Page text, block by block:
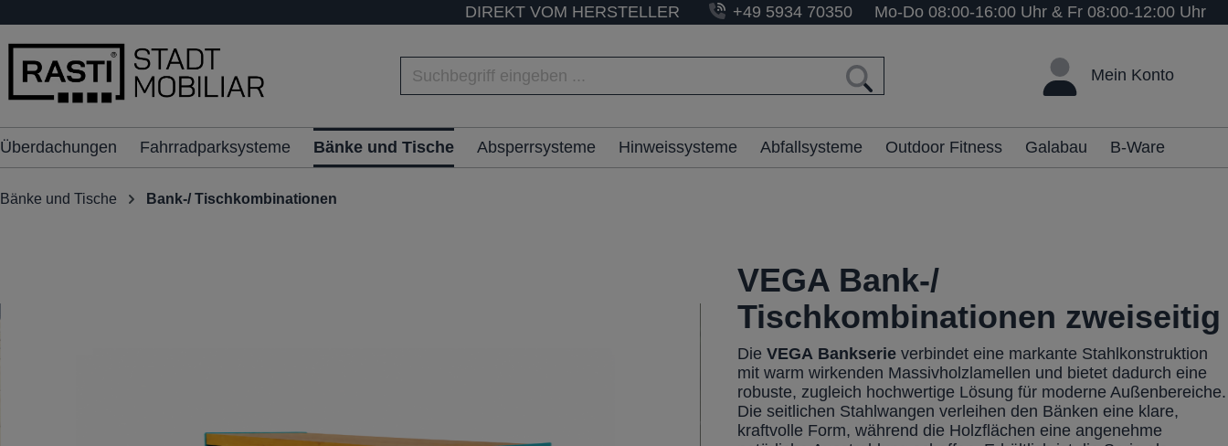
springen
DIREKT VOM HERSTELLER +49 5934 70350 Mo-Do 08:00-16:00 Uhr & Fr 08:00-12:00 Uhr
Mein Konto
Überdachungen Fahrradparksysteme Bänke und Tische Absperrsysteme Hinweissysteme Abfallsysteme Outdoor Fitness Galabau B-Ware
Bänke und Tische Bank-/ Tischkombinationen
VEGA Bank-/
Tischkombinationen zweiseitig
DieVEGA Bankserie verbindet eine markante Stahlkonstruktion
mit warm wirkenden Massivholzlamellen und bietet dadurch eine
robuste, zugleich hochwertige Lösung für moderne Außenbereiche.
Die seitlichen Stahlwangen verleihen den Bänken eine klare,
kraftvolle Form, während die Holzflächen eine angenehme